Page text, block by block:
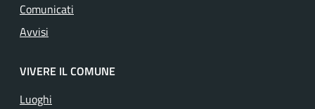
Comunicati
Avvisi
VIVERE IL COMUNE
Luoghi